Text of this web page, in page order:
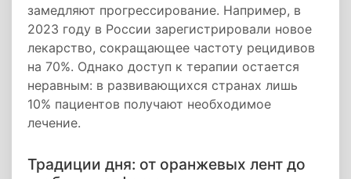
замедляют прогрессирование. Например, в
2023 году в России зарегистрировали новое
лекарство, сокращающее частоту рецидивов
на 70%. Однако доступ к терапии остается
неравным: в развивающихся странах лишь
10% пациентов получают необходимое
лечение.
Традиции дня: от оранжевых лент до